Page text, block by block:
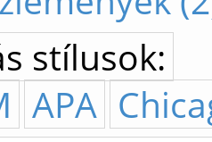
stílusok:
APA